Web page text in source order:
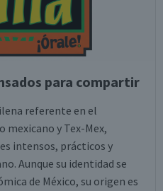
para compartir
referente en el
mexicano y Tex-Mex,
intensos, prácticos y
Aunque su identidad se
de México, su origen es